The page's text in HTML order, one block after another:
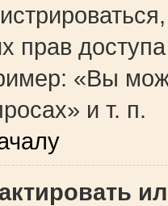
прав
«Вы
и т. п.